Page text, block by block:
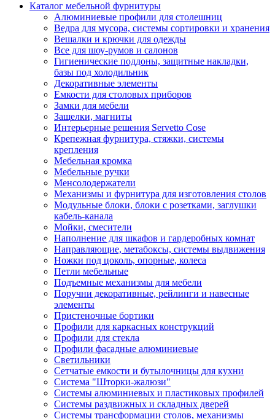
Каталог мебельной фурнитуры
Алюминиевые профили для столешниц
Ведра для мусора, системы сортировки и хранения
Вешалки и крючки для одежды
Все для шоу-румов и салонов
Гигиенические поддоны, защитные накладки,
базы под холодильник
Декоративные элементы
Емкости для столовых приборов
Замки для мебели
Защелки, магниты
Интерьерные решения Servetto Cose
Крепежная фурнитура, стяжки, системы
крепления
Мебельная кромка
Мебельные ручки
Менсолодержатели
Механизмы и фурнитура для изготовления столов
Модульные блоки, блоки с розетками, заглушки
кабель-канала
Мойки, смесители
Наполнение для шкафов и гардеробных комнат
Направляющие, метабоксы, системы выдвижения
Ножки под цоколь, опорные, колеса
Петли мебельные
Подъемные механизмы для мебели
Поручни декоративные, рейлинги и навесные
элементы
Пристеночные бортики
Профили для каркасных конструкций
Профили для стекла
Профили фасадные алюминиевые
Светильники
Сетчатые емкости и бутылочницы для кухни
Система "Шторки-жалюзи"
Системы алюминиевых и пластиковых профилей
Системы раздвижных и складных дверей
Системы трансформации столов, механизмы